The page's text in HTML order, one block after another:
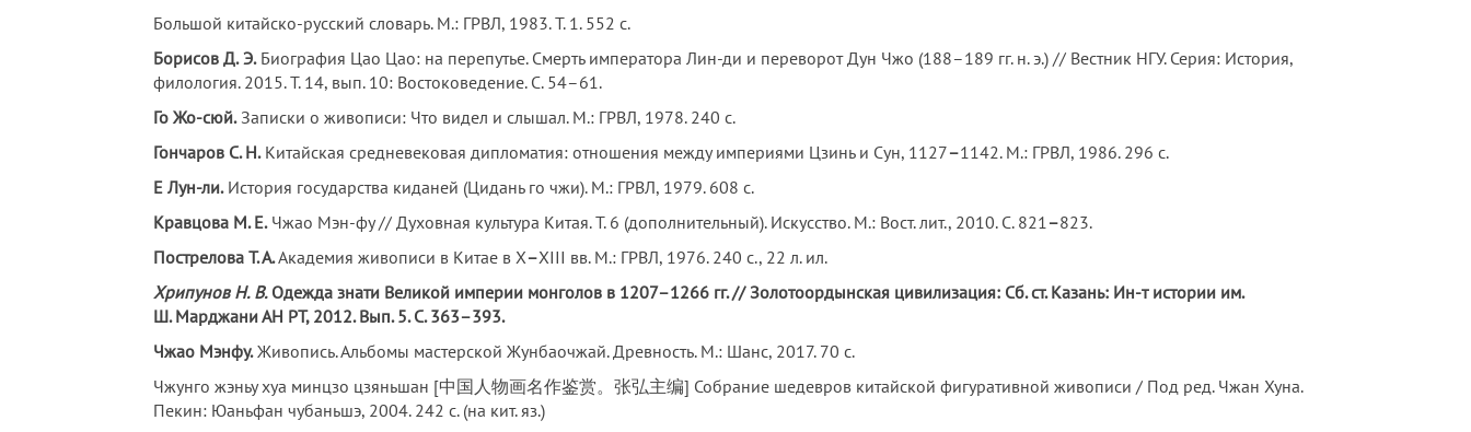
Большой китайско-русский словарь. М.: ГРВЛ, 1983. Т. 1. 552 с.
Борисов Д. Э.Биография Цао Цао: на перепутье. Смерть императора Лин-ди и переворот Дун Чжо (188–189 гг. н. э.) // Вестник НГУ. Серия: История,
филология. 2015. Т. 14, вып. 10: Востоковедение. С. 54–61.
Го Жо-сюй.Записки о живописи: Что видел и слышал. М.: ГРВЛ, 1978. 240 с.
Гончаров С.Н.Китайская средневековая дипломатия: отношения между империями Цзинь и Сун, 1127–1142. М.: ГРВЛ, 1986. 296 с.
Е Лун-ли.История государства киданей (Цидань го чжи). М.: ГРВЛ, 1979. 608 с.
Кравцова М.Е.Чжао Мэн-фу // Духовная культура Китая. Т. 6 (дополнительный). Искусство. М.: Вост. лит., 2010. С. 821–823.
Пострелова Т. А.Академия живописи в Китае в X–XIII вв. М.: ГРВЛ, 1976. 240 с., 22 л. ил.
Хрипунов Н. В. Одежда знати Великой империи монголов в 1207–1266 гг. // Золотоордынская цивилизация: Сб. ст. Казань: Ин-т истории им.
Ш. Марджани АН РТ, 2012. Вып. 5. С. 363–393.
Чжао Мэнфу.Живопись. Альбомы мастерской Жунбаочжай. Древность. М.: Шанс, 2017. 70 с.
Чжунго жэньу хуа минцзо цзяньшан [中国人物画名作鉴赏。张弘主编] Собрание шедевров китайской фигуративной живописи / Под ред. Чжан Хуна.
Пекин: Юаньфан чубаньшэ, 2004. 242 с. (на кит. яз.)